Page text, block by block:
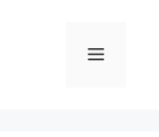
Menu